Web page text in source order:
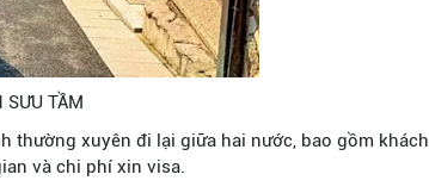
SƯU TẦM
thường xuyên đi lại giữa hai nước, bao gồm khách
và chi phí xin visa.